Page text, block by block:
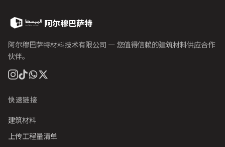
阿尔穆巴萨特
阿尔穆巴萨特材料技术有限公司 — 您值得信赖的建筑材料供应合作
伙伴。
快速链接
建筑材料
上传工程量清单